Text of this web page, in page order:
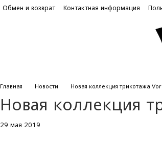
Обмен и возврат Контактная информация
Главная Новости Новая коллекция трикотажа
Новая коллекция
29 мая 2019